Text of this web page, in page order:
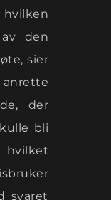
den
sier
der
bli
svaret